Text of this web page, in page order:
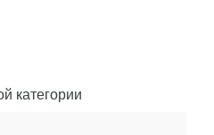
категории